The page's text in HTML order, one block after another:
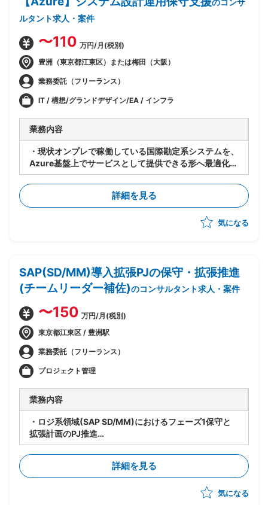
のコンサ
ルタント求人・案件
〜110 万円/月(税別)
豊洲（東京都江東区）または梅田（大阪）
業務委託（フリーランス）
IT / 構想/グランドデザイン/EA / インフラ
業務内容
・現状オンプレで稼働している国際勘定系システムを、
Azure基盤上でサービスとして提供できる形へ最適化す
るPJ
・既存アーキテクチャ(Windows Server等)は維持しつ
つ、Azure基盤への移行・SaaS化を推進
・企画構想フェーズは完了済み、今後設計フェーズの予
作成・サービス設計を受けて、Azureでのシステム設計
~運用設計を実施
・サービス運用形態・リリース方式の検討、それらのド
キュメント化への落とし込みを担当
・アプリケーションチームとインフラチームの橋渡し役
として、インフラ標準化の方向性を協議・策定
・設計フェーズから参画し、そのまま運用・保守まで担
当予定(上流担当が抜けた後も長期的に残る前提)
詳細を見る
気になる
SAP(SD/MM)導入拡張PJの保守・拡張推進
(チームリーダー補佐)のコンサルタント求人・案件
〜150 万円/月(税別)
東京都江東区 / 豊洲駅
業務委託（フリーランス）
プロジェクト管理
業務内容
・ロジ系領域(SAP SD/MM)におけるフェーズ1保守と
拡張計画のPJ推進
・要員管理、進捗管理、タスク管理を担当
・設計レビューの実施
・関係者調整(エンドユーザ・ベンダー・オフショア開
発メンバ間)
・ベンダー統制及びチームコミュニケーションの推進
詳細を見る
気になる